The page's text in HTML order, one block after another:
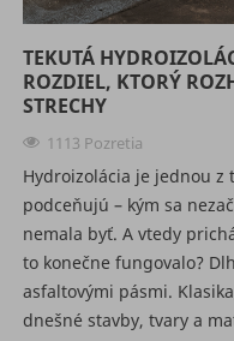
TEKUTÁ
ROZDIEL, KTORÝ
STRECHY
1113 Pozretia
Hydroizolácia je jednou z
podceňujú – kým sa
nemala byť. A vtedy
to konečne fungovalo?
asfaltovými pásmi.
dnešné stavby, tvary a